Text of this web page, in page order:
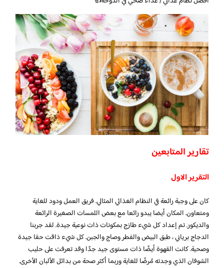
تقارير المتابعين
التقرير الاول
كان على وجبة رائعة في النظام الغذائي المثالي. فريق العمل ودود للغاية
ومتعاون. المكان أيضا يبدو رائعا مع بعض اللمسات الصغيرة الرائعة
والديكور. تم إعداد كل شيء طازج بمكونات ذات نوعية جيدة. لقد جربنا
الدجاج برياني ، طبق البيض والفطر وصاج والجبن. كل شيء ذاقت حقا جيدة
وصحية. كانت القهوة أيضًا ذات مستوى جيد جدًا وقد تعرفت على حليب
الشوفان الذي وجدته مُرضًا للغاية وربما أكثر صحة من بدائل الألبان الأخرى.